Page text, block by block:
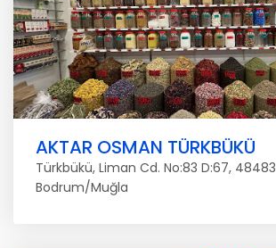
AKTAR OSMAN TÜRKBÜKÜ
Türkbükü, Liman Cd. No:83 D:67, 48483
Bodrum/Muğla